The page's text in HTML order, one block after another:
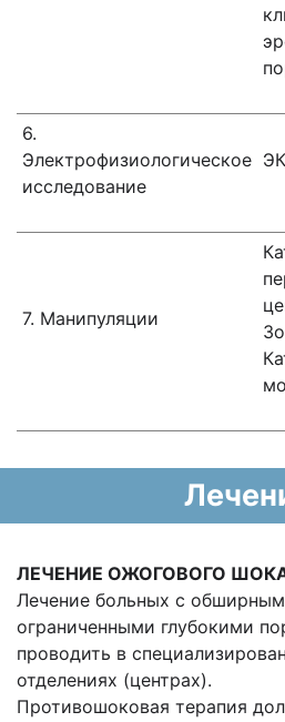
6.
Электрофизиологическое
исследование
7. Манипуляции
ЛЕЧЕНИЕ ОЖОГОВОГО
Лечение больных с
ограниченными глубокими
проводить в
отделениях (центрах).
Противошоковая терапия